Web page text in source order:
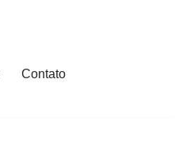
Contato